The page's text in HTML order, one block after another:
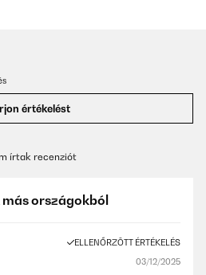
értékelést
írtak recenziót
országokból
ELLENŐRZÖTT ÉRTÉKELÉS
03/12/2025